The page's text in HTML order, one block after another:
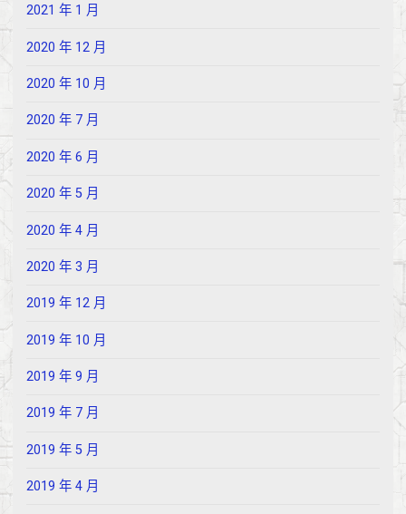
2021 年 1 月
2020 年 12 月
2020 年 10 月
2020 年 7 月
2020 年 6 月
2020 年 5 月
2020 年 4 月
2020 年 3 月
2019 年 12 月
2019 年 10 月
2019 年 9 月
2019 年 7 月
2019 年 5 月
2019 年 4 月